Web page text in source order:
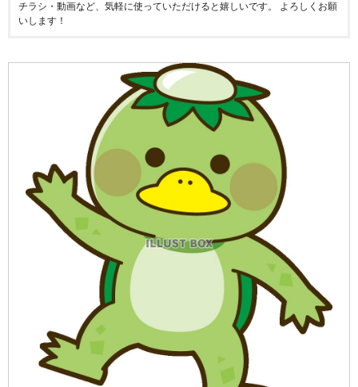
チラシ・動画など、気軽に使っていただけると嬉しいです。 よろしくお願
いします！